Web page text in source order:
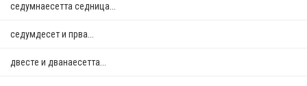
седумнаесетта седница...
седумдесет и прва...
двестe и дванаесетта...